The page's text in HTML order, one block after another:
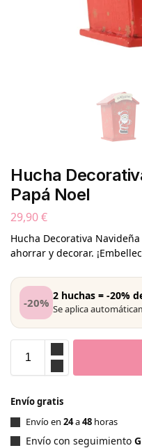
Hucha
Papá Noel
29,90€
Hucha Decorativa
ahorrar y decorar.
-20% 2 huchas = -20%
Se aplica
Envío gratis
Envío en 24a48 horas
Envío con seguimiento